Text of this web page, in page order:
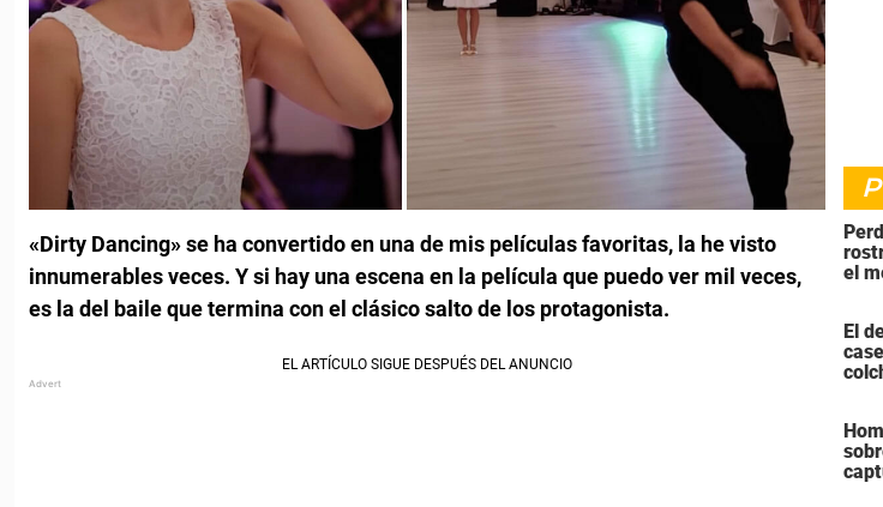
«Dirty Dancing» se ha convertido en una de mis películas favoritas, la he visto
innumerables veces. Y si hay una escena en la película que puedo ver mil veces,
es la del baile que termina con el clásico salto de los protagonista.
el
El